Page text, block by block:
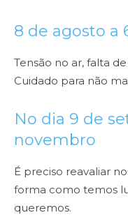
8 de agosto a
Tensão no ar, falta
Cuidado para não
No dia 9 de
novembro
É preciso reavaliar
forma como temos
queremos.